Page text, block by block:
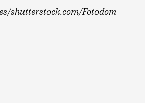
shutterstock.com/Fotodom
Т2 изучил модели интернет-